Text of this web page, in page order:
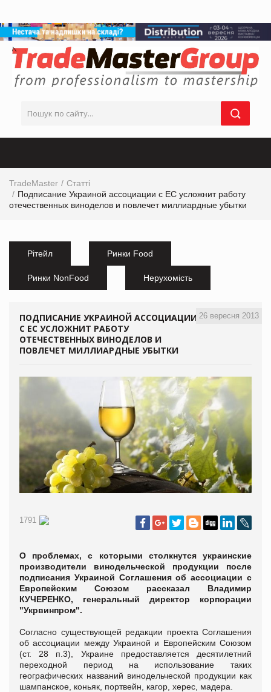
TradeMaster
Статті
Подписание Украиной ассоциации с ЕС усложнит работу
отечественных виноделов и повлечет миллиардные убытки
Рітейл Ринки Food
Ринки NonFood Нерухомість
26 вересня 2013
ПОДПИСАНИЕ УКРАИНОЙ АССОЦИАЦИИ
С ЕС УСЛОЖНИТ РАБОТУ
ОТЕЧЕСТВЕННЫХ ВИНОДЕЛОВ И
ПОВЛЕЧЕТ МИЛЛИАРДНЫЕ УБЫТКИ
1791
О проблемах, с которыми столкнутся украинские
производители винодельческой продукции после
подписания Украиной Соглашения об ассоциации с
Европейским Союзом рассказал Владимир
КУЧЕРЕНКО, генеральный директор корпорации
"Укрвинпром".
Согласно существующей редакции проекта Соглашения
об ассоциации между Украиной и Европейским Союзом
(ст. 28 п.3), Украине предоставляется десятилетний
переходной период на использование таких
географических названий винодельческой продукции как
шампанское, коньяк, портвейн, кагор, херес, мадера.